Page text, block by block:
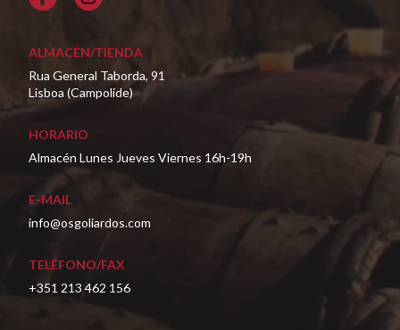
ALMACÉN/TIENDA
Rua General Taborda, 91
Lisboa (Campolide)
HORARIO
Almacén Lunes Jueves Viernes 16h-19h
E-MAIL
info@osgoliardos.com
TELÉFONO/FAX
+351 213 462 156